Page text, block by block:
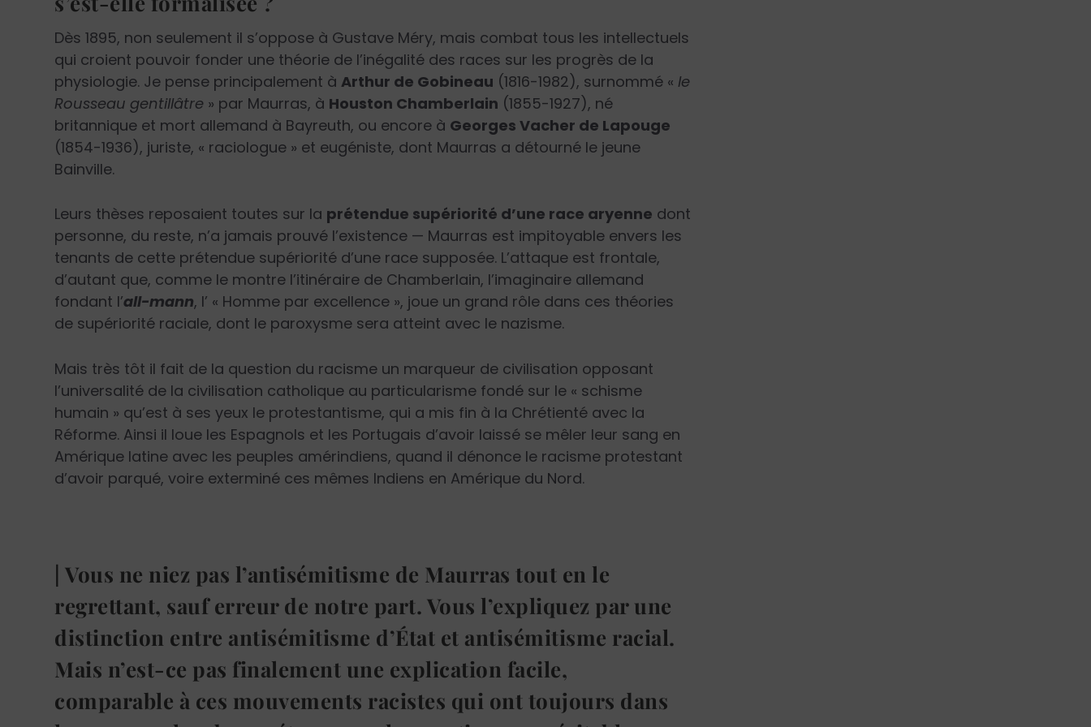
Dès 1895, non seulement il s’oppose à Gustave Méry, mais combat tous les intellectuels
qui croient pouvoir fonder une théorie de l’inégalité des races sur les progrès de la
physiologie. Je pense principalement àArthur de Gobineau (1816-1982), surnommé « le
Rousseau gentillâtre » par Maurras, à Houston Chamberlain (1855-1927), né
britannique et mort allemand à Bayreuth, ou encore à Georges Vacher de Lapouge
(1854-1936), juriste, « raciologue » et eugéniste, dont Maurras a détourné le jeune
Bainville.
Leurs thèses reposaient toutes sur la prétendue supériorité d’une race aryenne dont
personne, du reste, n’a jamais prouvé l’existence — Maurras est impitoyable envers les
tenants de cette prétendue supériorité d’une race supposée. L’attaque est frontale,
d’autant que, comme le montre l’itinéraire de Chamberlain, l’imaginaire allemand
fondant l’all-mann, l’ « Homme par excellence », joue un grand rôle dans ces théories
de supériorité raciale, dont le paroxysme sera atteint avec le nazisme.
Mais très tôt il fait de la question du racisme un marqueur de civilisation opposant
l’universalité de la civilisation catholique au particularisme fondé sur le « schisme
humain » qu’est à ses yeux le protestantisme, qui a mis fin à la Chrétienté avec la
Réforme. Ainsi il loue les Espagnols et les Portugais d’avoir laissé se mêler leur sang en
Amérique latine avec les peuples amérindiens, quand il dénonce le racisme protestant
d’avoir parqué, voire exterminé ces mêmes Indiens en Amérique du Nord.
| Vous ne niez pas l’antisémitisme de Maurras tout en le
regrettant, sauf erreur de notre part. Vous l’expliquez par une
distinction entre antisémitisme d’État et antisémitisme racial.
Mais n’est-ce pas finalement une explication facile,
comparable à ces mouvements racistes qui ont toujours dans